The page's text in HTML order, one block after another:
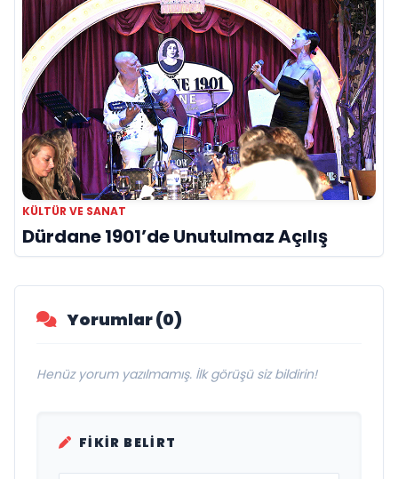
KÜLTÜR VE SANAT
Dürdane 1901’de Unutulmaz Açılış
Yorumlar (0)
Henüz yorum yazılmamış. İlk görüşü siz bildirin!
FIKIR BELIRT